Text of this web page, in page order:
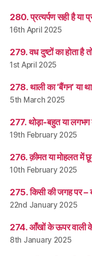
280. प्रत्यर्पण सही है या
16th April 2025
279. वध दुष्टों का होता है
1st April 2025
278. थाली का ‘बैंगन’ या
5th March 2025
277. थोड़ा-बहुत या
19th February 2025
276. क़ीमत या मोहलत में
10th February 2025
275. किसी की जगह पर –
22nd January 2025
274. आँखों के ऊपर वाली
8th January 2025